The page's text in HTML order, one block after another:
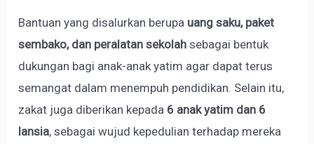
Bantuan yang disalurkan berupa uang saku, paket
sembako, dan peralatan sekolah sebagai bentuk
dukungan bagi anak-anak yatim agar dapat terus
semangat dalam menempuh pendidikan. Selain itu,
zakat juga diberikan kepada 6 anak yatim dan 6
lansia, sebagai wujud kepedulian terhadap mereka